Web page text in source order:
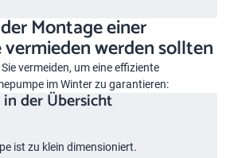
Montage einer
werden sollten
vermeiden, um eine effiziente
im Winter zu garantieren:
der Übersicht
ist zu klein dimensioniert.